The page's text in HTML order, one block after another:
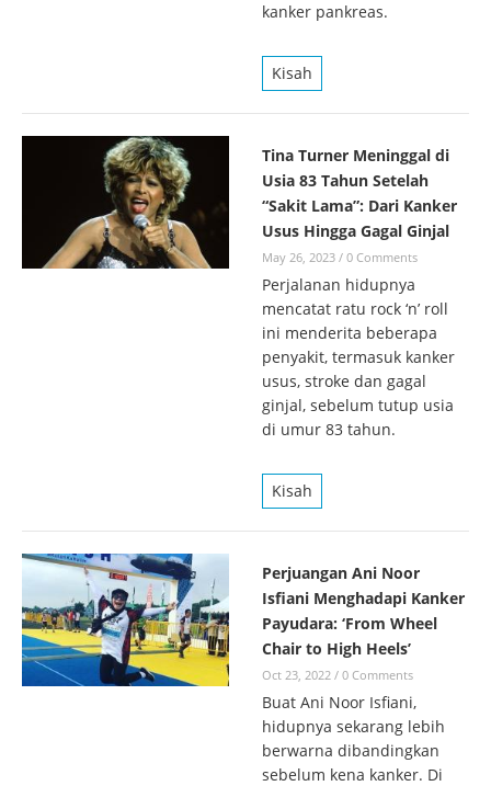
kanker pankreas.
Kisah
Tina Turner Meninggal di
Usia 83 Tahun Setelah
“Sakit Lama”: Dari Kanker
Usus Hingga Gagal Ginjal
May 26, 2023 / 0 Comments
Perjalanan hidupnya
mencatat ratu rock ‘n’ roll
ini menderita beberapa
penyakit, termasuk kanker
usus, stroke dan gagal
ginjal, sebelum tutup usia
di umur 83 tahun.
Kisah
Perjuangan Ani Noor
Isfiani Menghadapi Kanker
Payudara: ‘From Wheel
Chair to High Heels’
Oct 23, 2022 / 0 Comments
Buat Ani Noor Isfiani,
hidupnya sekarang lebih
berwarna dibandingkan
sebelum kena kanker. Di